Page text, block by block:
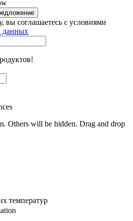
соглашаетесь с условиями
данных
Others will be hidden. Drag and drop
температур